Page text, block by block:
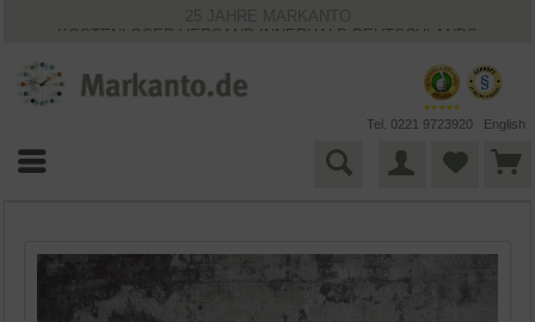
KOSTENLOSER VERSAND INNERHALB DEUTSCHLANDS
VIELFÄLTIGE ZAHLUNGSMÖGLICHKEITEN
BESTPRICE-GARANTIE
Tel. 0221 9723920 English